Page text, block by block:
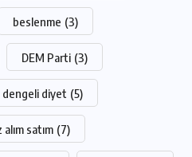
beslenme (3)
DEM Parti (3)
dengeli diyet (5)
satım (7)